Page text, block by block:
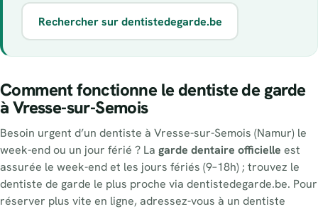
Rechercher sur dentistedegarde.be
Comment fonctionne le dentiste de garde
à Vresse-sur-Semois
Besoin urgent d’un dentiste à Vresse-sur-Semois (Namur) le
week-end ou un jour férié ? La garde dentaire officielle est
assurée le week-end et les jours fériés (9–18h) ; trouvez le
dentiste de garde le plus proche via dentistedegarde.be. Pour
réserver plus vite en ligne, adressez-vous à un dentiste